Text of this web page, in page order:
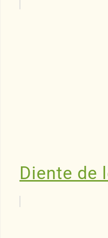
Diente de